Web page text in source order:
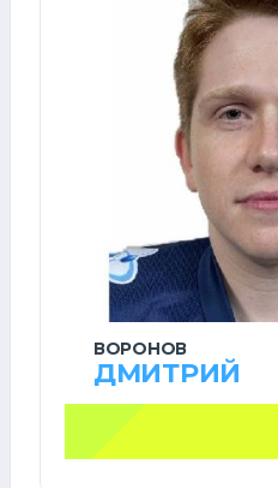
ВОРОНОВ
ДМИТРИЙ